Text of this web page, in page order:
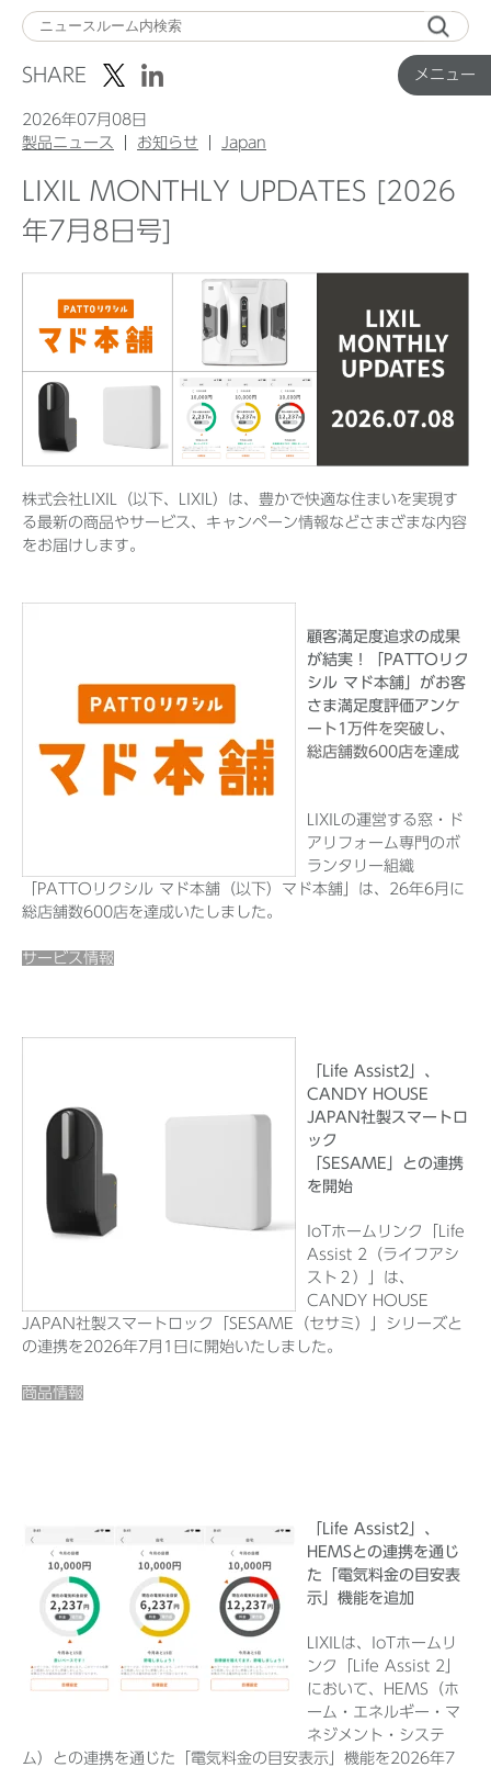
メニュー
ニ
ュ
Top
国内製品ニュース
グローバル製品ニュース
IR ニュース
製品ニュースアーカイブ
SHARE
2026年07月08日
製品ニュース
お知らせ Japan
LIXIL MONTHLY UPDATES [2026
年7月8日号]
株式会社LIXIL（以下、LIXIL）は、豊かで快適な住まいを実現す
る最新の商品やサービス、キャンペーン情報などさまざまな内容
をお届けします。
顧客満足度追求の成果
が結実！「PATTOリク
シル マド本舗」がお客
さま満足度評価アンケ
ート1万件を突破し、
総店舗数600店を達成
LIXILの運営する窓・ド
アリフォーム専門のボ
ランタリー組織
「PATTOリクシル マド本舗（以下）マド本舗」は、26年6月に
総店舗数600店を達成いたしました。
サービス情報
「Life Assist2」、
CANDY HOUSE
JAPAN社製スマートロ
ック
「SESAME」との連携
を開始
IoTホームリンク「Life
Assist 2（ライフアシ
スト２）」は、
CANDY HOUSE
JAPAN社製スマートロック「SESAME（セサミ）」シリーズと
の連携を2026年7月1日に開始いたしました。
商品情報
「Life Assist2」、
HEMSとの連携を通じ
た「電気料金の目安表
示」機能を追加
LIXILは、IoTホームリ
ンク「Life Assist 2」
において、HEMS（ホ
ーム・エネルギー・マ
ネジメント・システ
ム）との連携を通じた「電気料金の目安表示」機能を2026年7